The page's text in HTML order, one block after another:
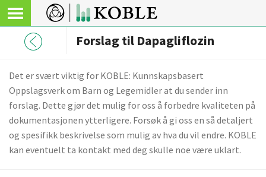
Forslag til Dapagliflozin
Det er svært viktig for KOBLE: Kunnskapsbasert
Oppslagsverk om Barn og Legemidler at du sender inn
forslag. Dette gjør det mulig for oss å forbedre kvaliteten på
dokumentasjonen ytterligere. Forsøk å gi oss en så detaljert
og spesifikk beskrivelse som mulig av hva du vil endre. KOBLE
kan eventuelt ta kontakt med deg skulle noe være uklart.